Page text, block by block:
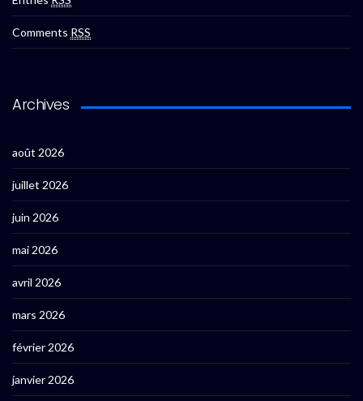
Comments RSS
Archives
août 2026
juillet 2026
juin 2026
mai 2026
avril 2026
mars 2026
février 2026
janvier 2026